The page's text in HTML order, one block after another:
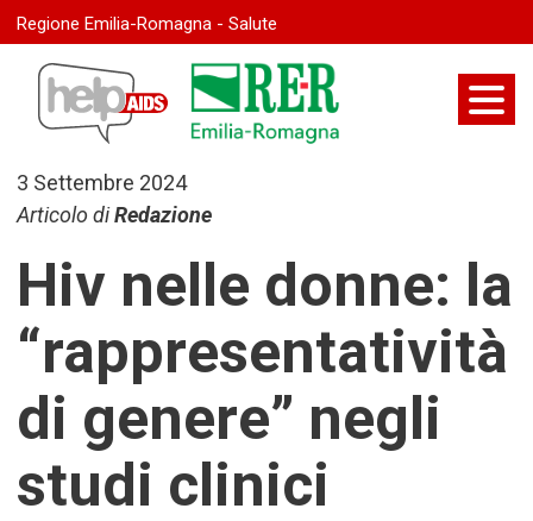
Regione Emilia-Romagna - Salute
3 Settembre 2024
Articolo diRedazione
Hiv nelle donne: la
“rappresentatività
di genere” negli
studi clinici